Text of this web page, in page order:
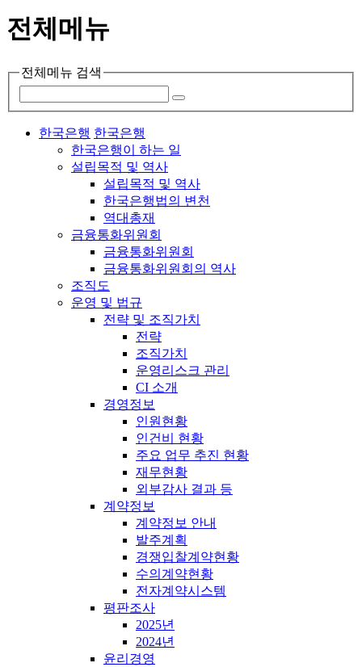
전체메뉴
전체메뉴 검색
한국은행 한국은행
한국은행이 하는 일
설립목적 및 역사
설립목적 및 역사
한국은행법의 변천
역대총재
금융통화위원회
금융통화위원회
금융통화위원회의 역사
조직도
운영 및 법규
전략 및 조직가치
전략
조직가치
운영리스크 관리
CI 소개
경영정보
인원현황
인건비 현황
주요 업무 추진 현황
재무현황
외부감사 결과 등
계약정보
계약정보 안내
발주계획
경쟁입찰계약현황
수의계약현황
전자계약시스템
평판조사
2025년
2024년
윤리경영